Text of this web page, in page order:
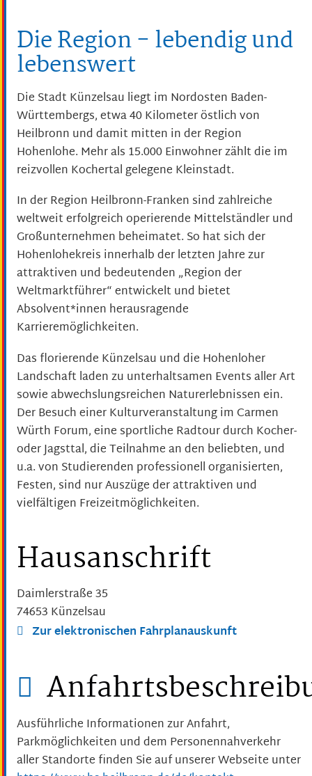
Die Region - lebendig und
lebenswert
Die Stadt Künzelsau liegt im Nordosten Baden-
Württembergs, etwa 40 Kilometer östlich von
Heilbronn und damit mitten in der Region
Hohenlohe. Mehr als 15.000 Einwohner zählt die im
reizvollen Kochertal gelegene Kleinstadt.
In der Region Heilbronn-Franken sind zahlreiche
weltweit erfolgreich operierende Mittelständler und
Großunternehmen beheimatet. So hat sich der
Hohenlohekreis innerhalb der letzten Jahre zur
attraktiven und bedeutenden „Region der
Weltmarktführer“ entwickelt und bietet
Absolvent*innen herausragende
Karrieremöglichkeiten.
Das florierende Künzelsau und die Hohenloher
Landschaft laden zu unterhaltsamen Events aller Art
sowie abwechslungsreichen Naturerlebnissen ein.
Der Besuch einer Kulturveranstaltung im Carmen
Würth Forum, eine sportliche Radtour durch Kocher-
oder Jagsttal, die Teilnahme an den beliebten, und
u.a. von Studierenden professionell organisierten,
Festen, sind nur Auszüge der attraktiven und
vielfältigen Freizeitmöglichkeiten.
Hausanschrift
Daimlerstraße 35
74653 Künzelsau
Zur elektronischen Fahrplanauskunft
Ausführliche Informationen zur Anfahrt,
Parkmöglichkeiten und dem Personennahverkehr
aller Standorte finden Sie auf unserer Webseite unter